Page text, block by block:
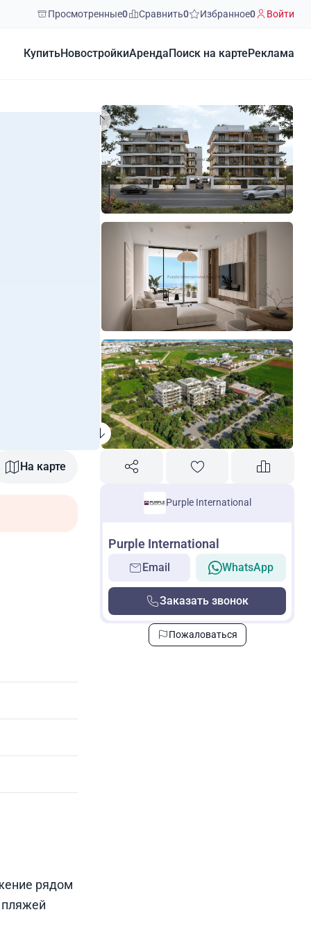
Просмотренные0 Сравнить0 Избранное0 Войти
КупитьНовостройкиАренда Поиск на карте Реклама
На карте
рядом
Purple International
Purple International
Email WhatsApp
Заказать звонок
Пожаловаться